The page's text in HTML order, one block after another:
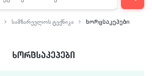
სამზარეულოს ტექნიკა ხორცსაკეპები
ხორცსაკეპები